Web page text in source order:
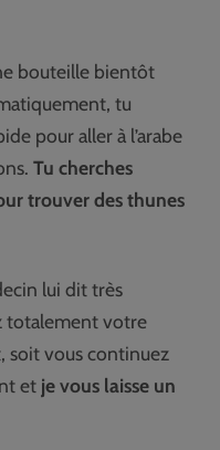
bouteille bientôt
tu
pour aller à l’arabe
Tu cherches
trouver des thunes
lui dit très
totalement votre
vous continuez
et je vous laisse un